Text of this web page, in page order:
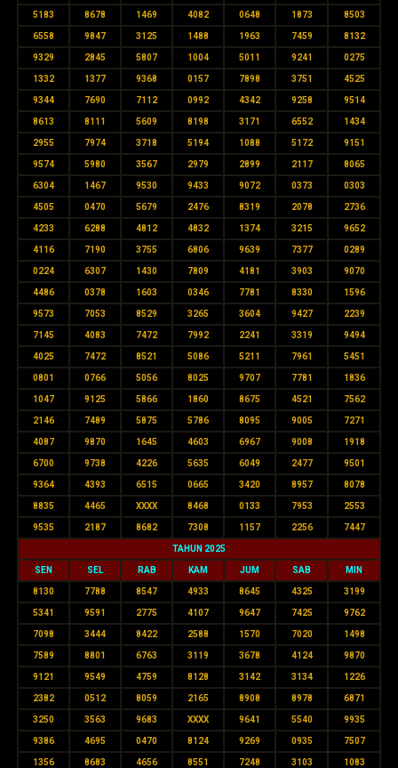
5183 8678 1469 4082 0648 1873 8503
6558 9847 3125 1488 1963 7459 8132
9329 2845 5807 1004 5011 9241 0275
1332 1377 9368 0157 7898 3751 4525
9344 7690 7112 0992 4342 9258 9514
8613 8111 5609 8198 3171 6552 1434
2955 7974 3718 5194 1088 5172 9151
9574 5980 3567 2979 2899 2117 8065
6304 1467 9530 9433 9072 0373 0303
4505 0470 5679 2476 8319 2078 2736
4233 6288 4812 4832 1374 3215 9652
4116 7190 3755 6806 9639 7377 0289
0224 6307 1430 7809 4181 3903 9070
4486 0378 1603 0346 7781 8330 1596
9573 7053 8529 3265 3604 9427 2239
7145 4083 7472 7992 2241 3319 9494
4025 7472 8521 5086 5211 7961 5451
0801 0766 5056 8025 9707 7781 1836
1047 9125 5866 1860 8675 4521 7562
2146 7489 5875 5786 8095 9005 7271
4087 9870 1645 4603 6967 9008 1918
6700 9738 4226 5635 6049 2477 9501
9364 4393 6515 0665 3420 8957 8078
8835 4465 XXXX 8468 0133 7953 2553
9535 2187 8682 7308 1157 2256 7447
TAHUN 2025
SEN SEL RAB KAM JUM SAB MIN
8130 7788 8547 4933 8645 4325 3199
5341 9591 2775 4107 9647 7425 9762
7098 3444 8422 2588 1570 7020 1498
7589 8801 6763 3119 3678 4124 9870
9121 9549 4759 8128 3142 3134 1226
2382 0512 8059 2165 8908 8978 6871
3250 3563 9683 XXXX 9641 5540 9935
9386 4695 0470 8124 9269 0935 7507
1356 8683 4656 8551 7248 3103 1083